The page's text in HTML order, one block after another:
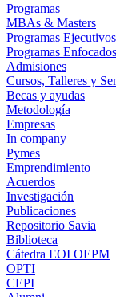
Programas
MBAs & Masters
Programas Ejecutivos
Programas Enfocados
Admisiones
Cursos, Talleres y
Becas y ayudas
Metodología
Empresas
In company
Pymes
Emprendimiento
Acuerdos
Investigación
Publicaciones
Repositorio Savia
Biblioteca
Cátedra EOI OEPM
OPTI
CEPI